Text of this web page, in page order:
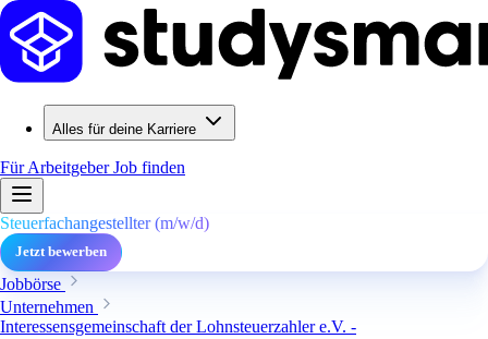
Alles für deine Karriere
Für ArbeitgeberJob finden
Steuerfachangestellter (m/w/d)
Jetzt bewerben
Jobbörse
Unternehmen
Interessensgemeinschaft der Lohnsteuerzahler e.V. -